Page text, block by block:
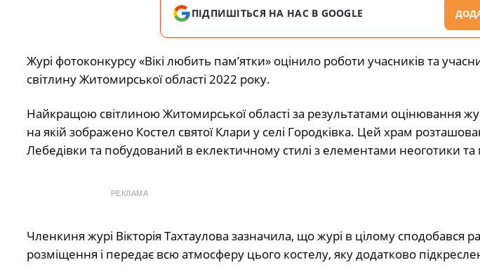
ПІДПИШІТЬСЯ НА НАС В GOOGLE
Журі фотоконкурсу «Вікі любить памʼятки» оцінило роботи учасників та
світлину Житомирської області 2022 року.
Найкращою світлиною Житомирської області за результатами оцінювання
на якій зображено Костел святої Клари у селі Городківка. Цей храм
Лебедівки та побудований в еклектичному стилі з елементами неоготики та
РЕКЛАМА
Членкиня журі Вікторія Тахтаулова зазначила, що журі в цілому сподобався
розміщення і передає всю атмосферу цього костелу, яку додатково